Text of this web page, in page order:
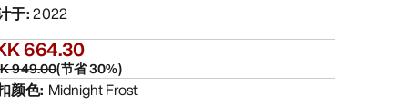
于:2022
664.30
949.00(节省30%)
颜色: Midnight Frost